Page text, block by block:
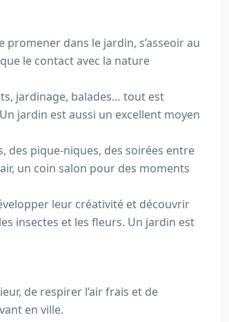
dans le jardin, s’asseoir au
le contact avec la nature
jardinage, balades… tout est
jardin est aussi un excellent moyen
des pique-niques, des soirées entre
un coin salon pour des moments
leur créativité et découvrir
insectes et les fleurs. Un jardin est
de respirer l’air frais et de
en ville.